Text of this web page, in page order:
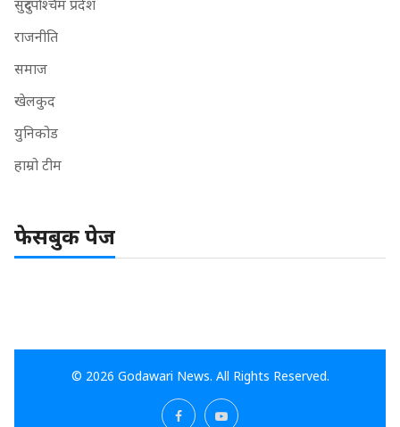
सुदुरपश्चिम प्रदेश
राजनीति
समाज
खेलकुद
युनिकोड
हाम्रो टीम
फेसबुक पेज
© 2026 Godawari News. All Rights Reserved.